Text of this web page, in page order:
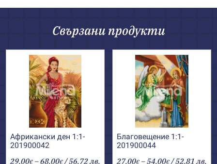
Свързани продукти
Африкански ден 1:1-
201900042
29.00€ –68.00€Price
/ 56.72 лв.
Благовещение 1:1-
201900044
27.00€ –54.00€Price
/ 52.81 лв.